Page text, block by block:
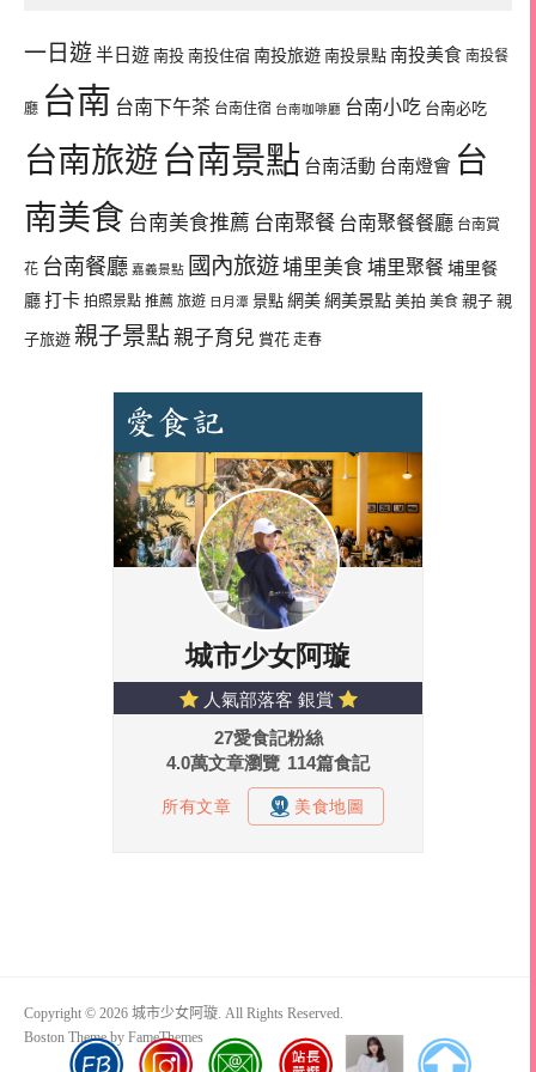
一日遊半日遊 南投 南投住宿 南投旅遊 南投景點 南投美食 南投餐
廳 台南 台南下午茶 台南住宿 台南咖啡廳 台南小吃 台南必吃
台南旅遊台南景點 台南活動 台南燈會 台
南美食 台南美食推薦 台南聚餐 台南聚餐餐廳 台南賞
花 台南餐廳 嘉義景點 國內旅遊埔里美食 埔里聚餐埔里餐
廳打卡 拍照景點 推薦 旅遊 日月潭 景點 網美網美景點 美拍 美食 親子 親
子旅遊 親子景點親子育兒 賞花 走春
Copyright © 2026 城市少女阿璇. All Rights Reserved.
Boston Theme by FameThemes